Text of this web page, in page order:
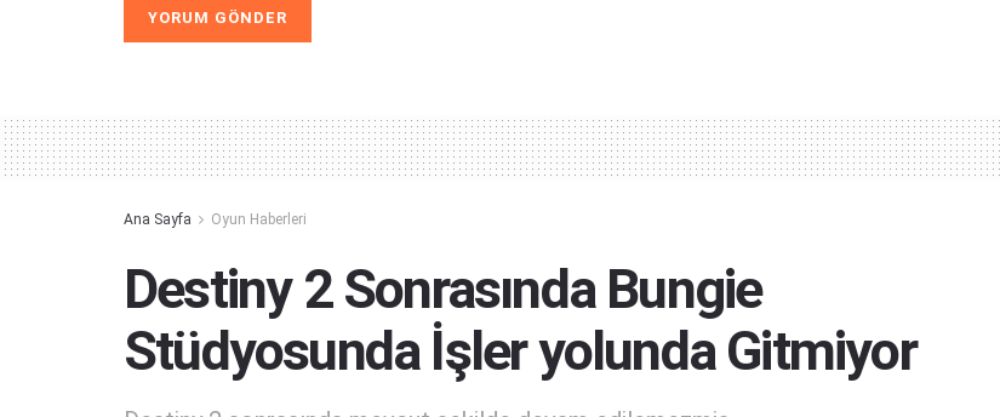
Ana Sayfa Oyun Haberleri
Destiny 2 Sonrasında Bungie
Stüdyosunda İşler yolunda Gitmiyor